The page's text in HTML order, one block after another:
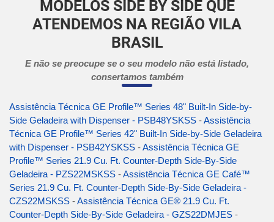
MODELOS SIDE BY SIDE QUE
ATENDEMOS NA REGIÃO VILA
BRASIL
E não se preocupe se o seu modelo não está listado,
consertamos também
Assistência Técnica GE Profile™ Series 48" Built-In Side-by-
Side Geladeira with Dispenser - PSB48YSKSS -Assistência
Técnica GE Profile™ Series 42" Built-In Side-by-Side Geladeira
with Dispenser - PSB42YSKSS -Assistência Técnica GE
Profile™ Series 21.9 Cu. Ft. Counter-Depth Side-By-Side
Geladeira - PZS22MSKSS -Assistência Técnica GE Café™
Series 21.9 Cu. Ft. Counter-Depth Side-By-Side Geladeira -
CZS22MSKSS -Assistência Técnica GE® 21.9 Cu. Ft.
Counter-Depth Side-By-Side Geladeira - GZS22DMJES -